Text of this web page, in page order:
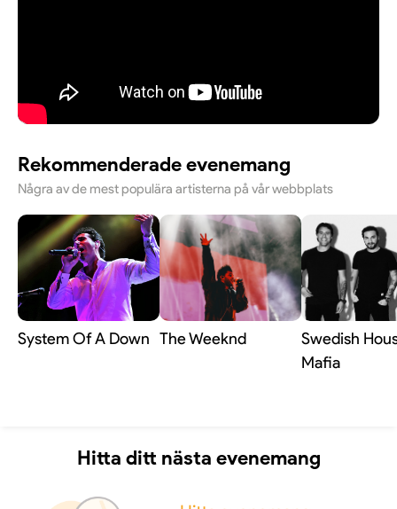
Rekommenderade evenemang
Några av de mest populära artisterna på vår webbplats
System Of A Down The Weeknd
Swedish
Mafia
Hitta ditt nästa evenemang